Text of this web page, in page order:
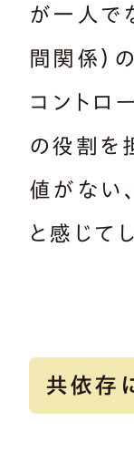
が一人で
間関係）
コントロ
の役割を
値がない
と感じて
共依存